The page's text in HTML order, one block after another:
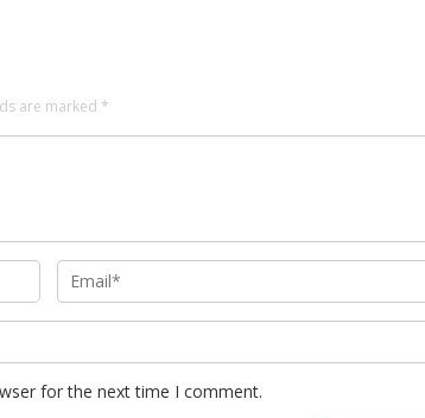
are marked *
for the next time I comment.